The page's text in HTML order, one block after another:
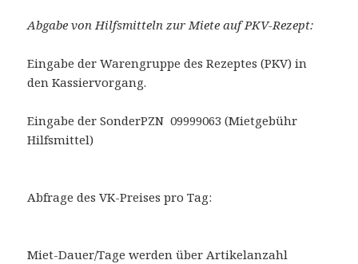
Abgabe von Hilfsmitteln zur Miete auf PKV-Rezept:
Eingabe der Warengruppe des Rezeptes (PKV) in
den Kassiervorgang.
Eingabe der SonderPZN 09999063 (Mietgebühr
Hilfsmittel)
Abfrage des VK-Preises pro Tag:
Miet-Dauer/Tage werden über Artikelanzahl